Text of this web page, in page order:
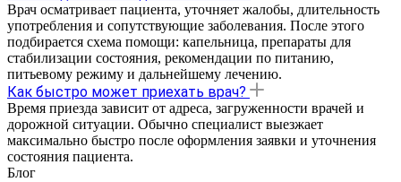
Врач осматривает пациента, уточняет жалобы, длительность
употребления и сопутствующие заболевания. После этого
подбирается схема помощи: капельница, препараты для
стабилизации состояния, рекомендации по питанию,
питьевому режиму и дальнейшему лечению.
Как быстро может приехать врач?
Время приезда зависит от адреса, загруженности врачей и
дорожной ситуации. Обычно специалист выезжает
максимально быстро после оформления заявки и уточнения
состояния пациента.
Блог